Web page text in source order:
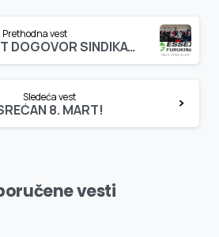
Prethodna vest
POSTIGNUT DOGOVOR SINDIKATA I POSLODAVCA U ESSEX FURAKAWA MAGNET WIRE IZ ZRENJANINA
Sledeća vest
8. MART!
vesti